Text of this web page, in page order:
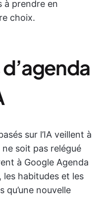
à prendre en
choix.
sur l’IA veillent à
soit pas relégué
à Google Agenda
habitudes et les
nouvelle